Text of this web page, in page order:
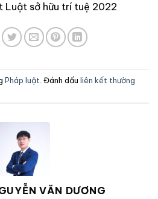
Luật sở hữu trí tuệ 2022
Pháp luật . Đánh dấu liên kết thường
VĂN DƯƠNG